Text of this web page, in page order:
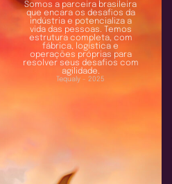
Somos a parceira brasileira
que encara os desafios da
indústria e potencializa a
vida das pessoas. Temos
estrutura completa, com
fábrica, logística e
operações próprias para
resolver seus desafios com
agilidade.
Tequaly - 2025